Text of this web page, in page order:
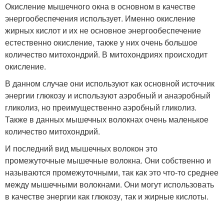
Окисление мышечного окна в основном в качестве
энергообеспечения использует. Именно окисление
жирных кислот и их не основное энергообеспечение
естественно окисление, также у них очень большое
количество митохондрий. В митохондриях происходит
окисление.
В данном случае они используют как основной источник
энергии глюкозу и используют аэробный и анаэробный
гликолиз, но преимущественно аэробный гликолиз.
Также в данных мышечных волокнах очень маленькое
количество митохондрий.
И последний вид мышечных волокон это
промежуточные мышечные волокна. Они собственно и
называются промежуточными, так как это что-то среднее
между мышечными волокнами. Они могут использовать
в качестве энергии как глюкозу, так и жирные кислоты.